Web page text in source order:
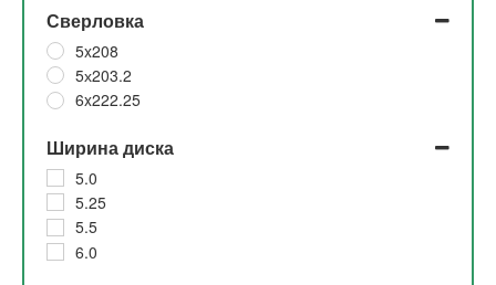
Сверловка
5x208
5х203.2
6x222.25
Ширина диска
5.0
5.25
5.5
6.0